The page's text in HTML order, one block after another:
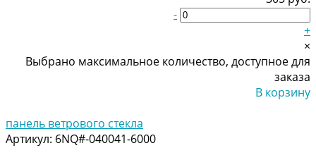
-
+
×
Выбрано максимальное количество, доступное для
заказа
В корзину
панель ветрового стекла
Артикул: 6NQ#-040041-6000